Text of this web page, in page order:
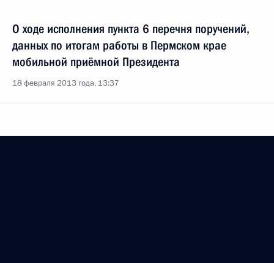
О ходе исполнения пункта 6 перечня поручений,
данных по итогам работы в Пермском крае
мобильной приёмной Президента
18 февраля 2013 года, 13:37